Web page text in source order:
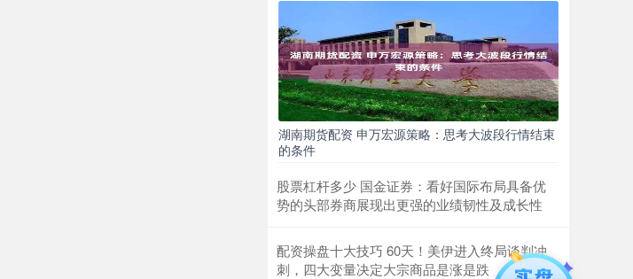
湖南期货配资 申万宏源策略：思考大波段行情结束
的条件
股票杠杆多少 国金证券：看好国际布局具备优
势的头部券商展现出更强的业绩韧性及成长性
配资操盘十大技巧 60天！美伊进入终局谈判冲
刺，四大变量决定大宗商品是涨是跌